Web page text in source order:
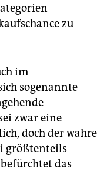
zu
im
sogenannte
zwar eine
doch der wahre
größtenteils
das